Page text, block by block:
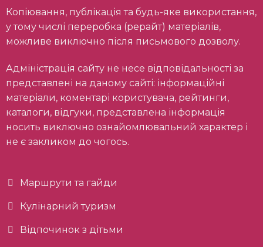
Копіювання, публікація та будь-яке використання,
у тому числі переробка (рерайт) матеріалів,
можливе виключно після письмового дозволу.
Адміністрація сайту не несе відповідальності за
представлені на даному сайті: інформаційні
матеріали, коментарі користувача, рейтинги,
каталоги, відгуки, представлена інформація
носить виключно ознайомлювальний характер і
не є закликом до чогось.
Маршрути та гайди
Кулінарний туризм
Відпочинок з дітьми